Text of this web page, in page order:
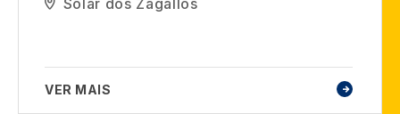
Solar dos Zagallos
VER MAIS